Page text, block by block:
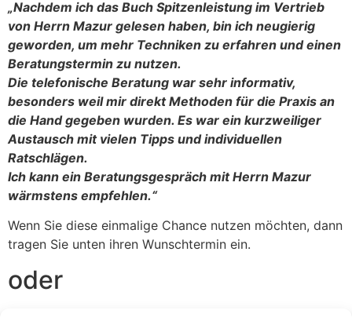
„Nachdem ich das Buch Spitzenleistung im Vertrieb
von Herrn Mazur gelesen haben, bin ich neugierig
geworden, um mehr Techniken zu erfahren und einen
Beratungstermin zu nutzen.
Die telefonische Beratung war sehr informativ,
besonders weil mir direkt Methoden für die Praxis an
die Hand gegeben wurden. Es war ein kurzweiliger
Austausch mit vielen Tipps und individuellen
Ratschlägen.
Ich kann ein Beratungsgespräch mit Herrn Mazur
wärmstens empfehlen.“
Wenn Sie diese einmalige Chance nutzen möchten, dann
tragen Sie unten ihren Wunschtermin ein.
oder